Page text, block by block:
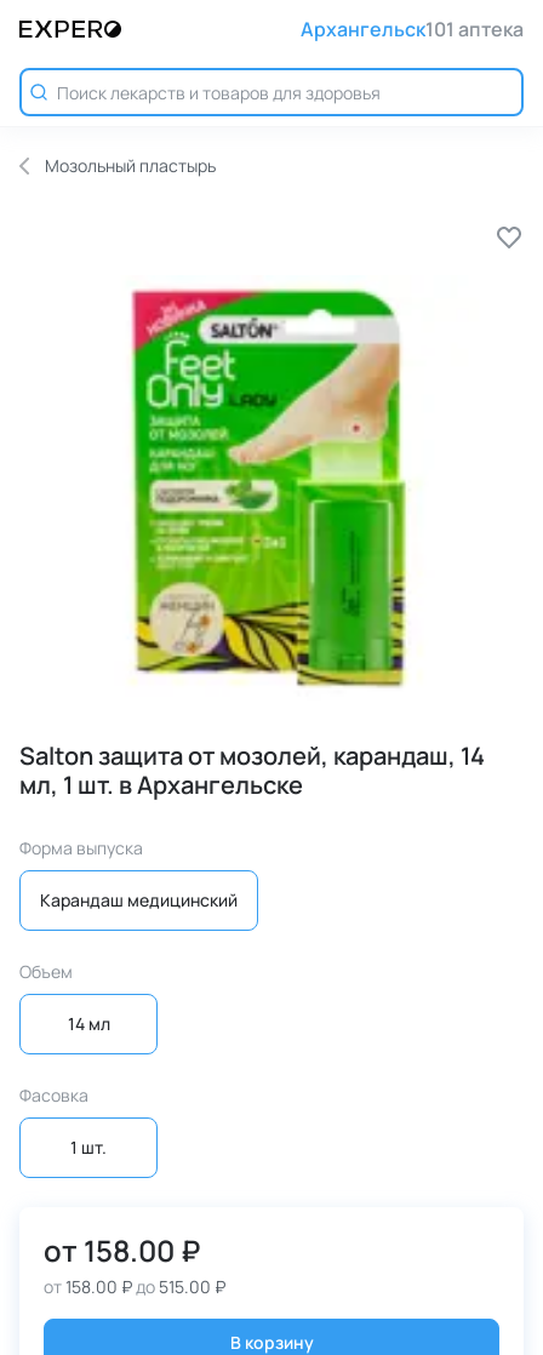
Архангельск101 аптека
Мозольный пластырь
Salton защита от мозолей, карандаш, 14
мл, 1 шт. в Архангельске
Форма выпуска
Карандаш медицинский
Объем
14 мл
Фасовка
1 шт.
от 158.00 ₽
от158.00 ₽до 515.00 ₽
В корзину